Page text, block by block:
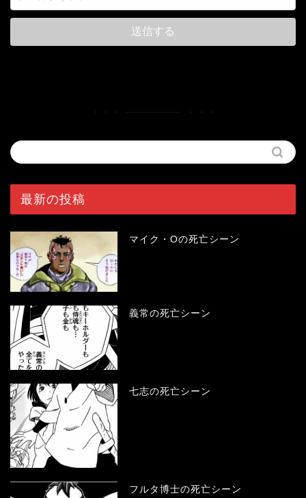
最新の投稿
マイク・Oの死亡シーン
義常の死亡シーン
七志の死亡シーン
フルタ博士の死亡シーン